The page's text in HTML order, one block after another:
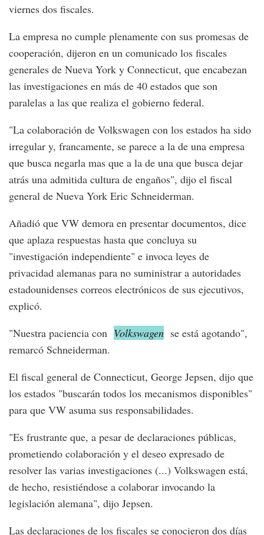
viernes dos fiscales.
La empresa no cumple plenamente con sus promesas de
cooperación, dijeron en un comunicado los fiscales
generales de Nueva York y Connecticut, que encabezan
las investigaciones en más de 40 estados que son
paralelas a las que realiza el gobierno federal.
"La colaboración de Volkswagen con los estados ha sido
irregular y, francamente, se parece a la de una empresa
que busca negarla mas que a la de una que busca dejar
atrás una admitida cultura de engaños", dijo el fiscal
general de Nueva York Eric Schneiderman.
Añadió que VW demora en presentar documentos, dice
que aplaza respuestas hasta que concluya su
"investigación independiente" e invoca leyes de
privacidad alemanas para no suministrar a autoridades
estadounidenses correos electrónicos de sus ejecutivos,
explicó.
"Nuestra paciencia con Volkswagen se está agotando",
remarcó Schneiderman.
El fiscal general de Connecticut, George Jepsen, dijo que
los estados "buscarán todos los mecanismos disponibles"
para que VW asuma sus responsabilidades.
"Es frustrante que, a pesar de declaraciones públicas,
prometiendo colaboración y el deseo expresado de
resolver las varias investigaciones (...) Volkswagen está,
de hecho, resistiéndose a colaborar invocando la
legislación alemana", dijo Jepsen.
Las declaraciones de los fiscales se conocieron dos días